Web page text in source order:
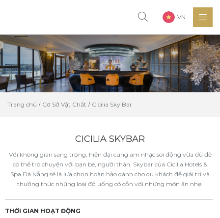
VN
Trang chủ Cơ Sở Vật Chất Cicilia Sky Bar
CICILIA SKYBAR
Với không gian sang trọng, hiện đại cùng âm nhạc sôi động vừa đủ để
có thể trò chuyện với bạn bè, người thân. Skybar của Cicilia Hotels &
Spa Đà Nẵng sẽ là lựa chọn hoàn hảo dành cho du khách để giải trí và
thưởng thức những loại đồ uống có cồn với những món ăn nhẹ.
THỜI GIAN HOẠT ĐỘNG